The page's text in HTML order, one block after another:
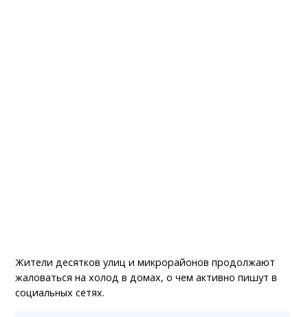
Жители десятков улиц и микрорайонов продолжают
жаловаться на холод в домах, о чем активно пишут в
социальных сетях.